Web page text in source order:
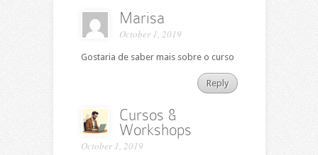
Marisa
October 1, 2019
Gostaria de saber mais sobre o curso
Reply
Cursos &
Workshops
October 1, 2019